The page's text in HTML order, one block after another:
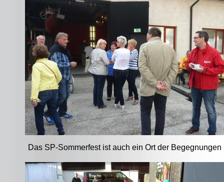
Das SP-Sommerfest ist auch ein Ort der Begegnungen